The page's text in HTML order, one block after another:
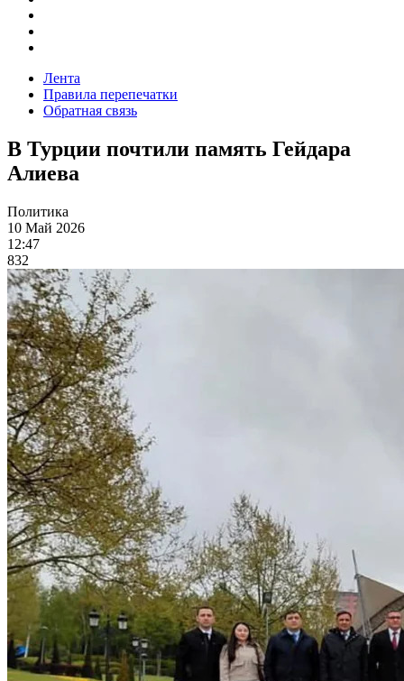
Лента
Правила перепечатки
Обратная связь
В Турции почтили память Гейдара
Алиева
Политика
10 Май 2026
12:47
832